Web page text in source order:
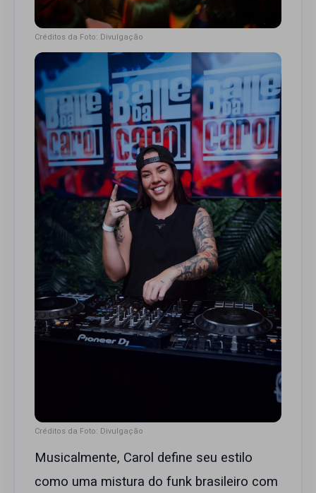
Créditos da Foto: Divulgação
Créditos da Foto: Divulgação
Musicalmente, Carol define seu estilo
como uma mistura do funk brasileiro com